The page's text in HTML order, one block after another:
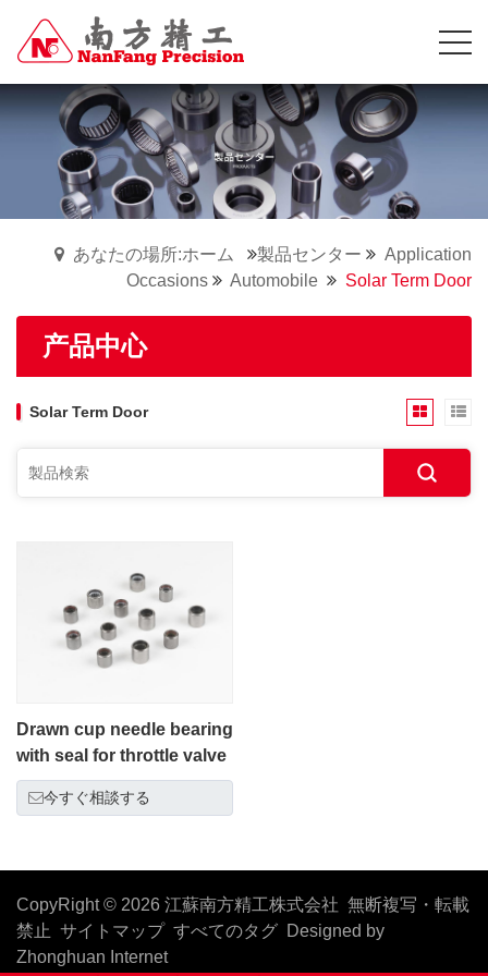
あなたの場所:ホーム 製品センター
Application
Occasions
Automobile Solar Term Door
产品中心
Solar Term Door
Drawn cup needle bearing
with seal for throttle valve
今すぐ相談する
CopyRight © 2026 江蘇南方精工株式会社 無断複写・転載
禁止 サイトマップ すべてのタグ Designed by
Zhonghuan Internet